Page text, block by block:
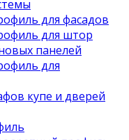
для фасадов
для штор
панелей
для
купе и дверей